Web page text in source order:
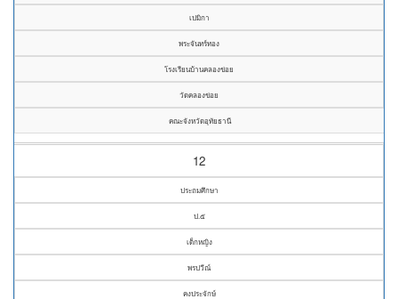
เปมิกา
พระจันทร์ทอง
โรงเรียนบ้านคลองข่อย
วัดคลองข่อย
คณะจังหวัดอุทัยธานี
12
ประถมศึกษา
ป.๕
เด็กหญิง
พรปวีณ์
คงประจักษ์